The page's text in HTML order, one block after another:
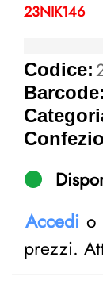
23NIK146
Codice:
Barcode:
Accedi o
prezzi.